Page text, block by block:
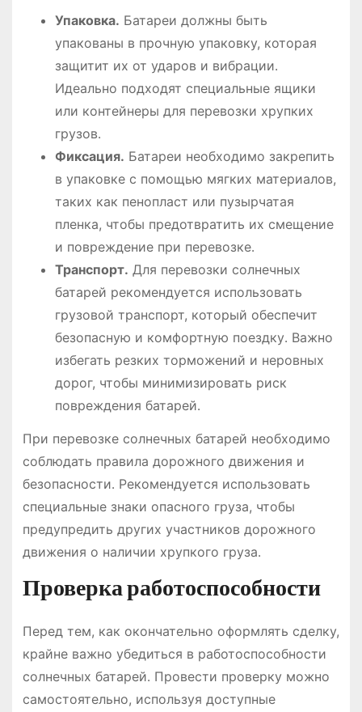
Упаковка․ Батареи должны быть
упакованы в прочную упаковку, которая
защитит их от ударов и вибрации․
Идеально подходят специальные ящики
или контейнеры для перевозки хрупких
грузов․
Фиксация․ Батареи необходимо закрепить
в упаковке с помощью мягких материалов,
таких как пенопласт или пузырчатая
пленка, чтобы предотвратить их смещение
и повреждение при перевозке․
Транспорт․ Для перевозки солнечных
батарей рекомендуется использовать
грузовой транспорт, который обеспечит
безопасную и комфортную поездку․ Важно
избегать резких торможений и неровных
дорог, чтобы минимизировать риск
повреждения батарей․
При перевозке солнечных батарей необходимо
соблюдать правила дорожного движения и
безопасности․ Рекомендуется использовать
специальные знаки опасного груза, чтобы
предупредить других участников дорожного
движения о наличии хрупкого груза․
Проверка работоспособности
Перед тем, как окончательно оформлять сделку,
крайне важно убедиться в работоспособности
солнечных батарей․ Провести проверку можно
самостоятельно, используя доступные